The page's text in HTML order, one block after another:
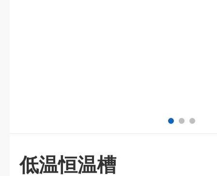
低温恒温槽